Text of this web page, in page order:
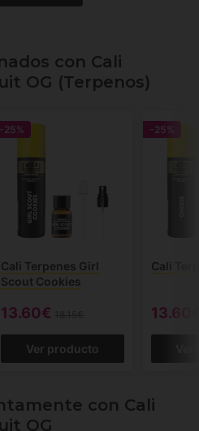
con Cali
OG (Terpenos)
-25%
Cali Terpenes Girl
Scout Cookies
13.60€
Ver producto
-25%
Cali
con Cali
OG